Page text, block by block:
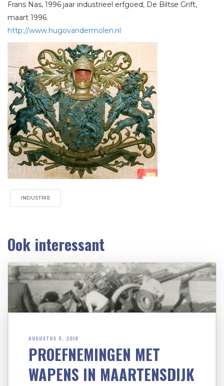
Frans Nas, 1996 jaar industrieel erfgoed, De Biltse Grift,
maart 1996.
http://www.hugovandermolen.nl
INDUSTRIE
Ook interessant
AUGUSTUS 5, 2018
PROEFNEMINGEN MET
WAPENS IN MAARTENSDIJK